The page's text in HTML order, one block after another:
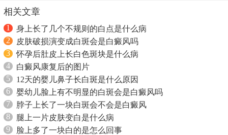
相关文章
1
身上长了几个不规则的白点是什么病
2
皮肤破损演变成白斑会是白癜风吗
3
怀孕后肚皮上长白色斑块是什么病
4
白癜风康复后的图片
5
12天的婴儿鼻子长白斑是什么原因
6
婴幼儿脸上有不明显的白斑会是白癜风吗
7
脖子上长了一块白斑会不会是白癜风
8
腿上一片皮肤变白是什么病
9
脸上多了一块白的是怎么回事